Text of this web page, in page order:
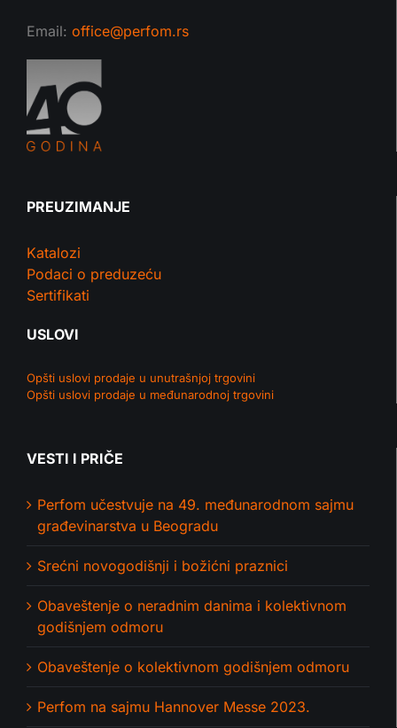
Email: office@perfom.rs
PREUZIMANJE
Katalozi
Podaci o preduzeću
Sertifikati
USLOVI
Opšti uslovi prodaje u unutrašnjoj trgovini
Opšti uslovi prodaje u međunarodnoj trgovini
VESTI I PRIČE
Perfom učestvuje na 49. međunarodnom sajmu
građevinarstva u Beogradu
Srećni novogodišnji i božićni praznici
Obaveštenje o neradnim danima i kolektivnom
godišnjem odmoru
Obaveštenje o kolektivnom godišnjem odmoru
Perfom na sajmu Hannover Messe 2023.